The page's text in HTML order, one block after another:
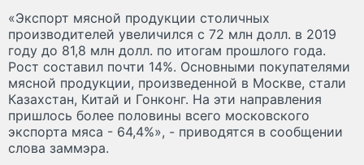
«Экспорт мясной продукции столичных
производителей увеличился с 72 млн долл. в 2019
году до 81,8 млн долл. по итогам прошлого года.
Рост составил почти 14%. Основными покупателями
мясной продукции, произведенной в Москве, стали
Казахстан, Китай и Гонконг. На эти направления
пришлось более половины всего московского
экспорта мяса - 64,4%», - приводятся в сообщении
слова заммэра.